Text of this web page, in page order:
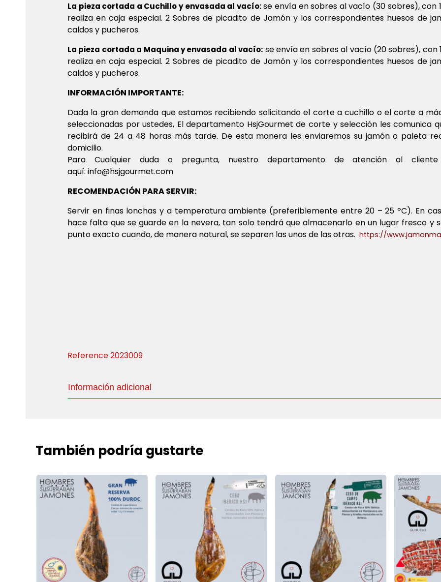
La pieza cortada a Cuchillo y envasada al vacío:se envía en sobres al vacío (30 sobres), con
realiza en caja especial. 2 Sobres de picadito de Jamón y los correspondientes huesos de
caldos y pucheros.
La pieza cortada a Maquina y envasada al vacío: se envía en sobres al vacío (20 sobres), con
realiza en caja especial. 2 Sobres de picadito de Jamón y los correspondientes huesos de
caldos y pucheros.
INFORMACIÓN IMPORTANTE:
Dada la gran demanda que estamos recibiendo solicitando el corte a cuchillo o el corte a
seleccionadas por ustedes, El departamento HsjGourmet de corte y selección les comunica
recibirá de 24 a 48 horas más tarde. De esta manera les enviaremos su jamón o paleta
domicilio.
Para Cualquier duda o pregunta, nuestro departamento de atención al
aquí: info@hsjgourmet.com
RECOMENDACIÓN PARA SERVIR:
Servir en finas lonchas y a temperatura ambiente (preferiblemente entre 20 – 25 ºC). En
hace falta que se guarde en la nevera, tan solo tendrá que almacenarlo en un lugar fresco y
punto exacto cuando, de manera natural, se separen las unas de las otras. https://
Reference2023009
Información adicional
También podría gustarte